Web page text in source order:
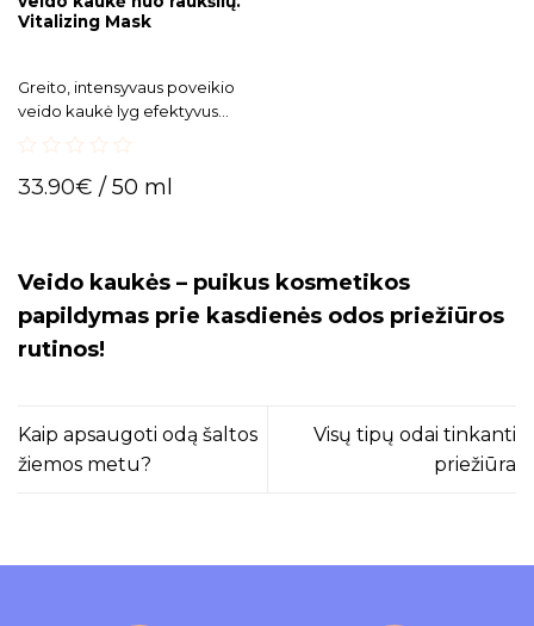
Vitalizing Mask
Greito, intensyvaus poveikio
veido kaukė lyg efektyvus
kelias akimirkas pridrėkina ir
out
33.90€ / 50 ml
Veido kaukės – puikus kosmetikos
papildymas prie kasdienės odos priežiūros
rutinos!
Kaip apsaugoti odą šaltos
žiemos metu?
Visų tipų odai tinkanti
priežiūra